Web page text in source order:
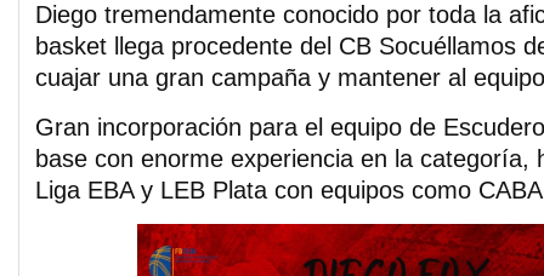
Diego tremendamente conocido por toda la
basket llega procedente del CB Socuéllamos
cuajar una gran campaña y mantener al
Gran incorporación para el equipo de
base con enorme experiencia en la categoría,
Liga EBA y LEB Plata con equipos como